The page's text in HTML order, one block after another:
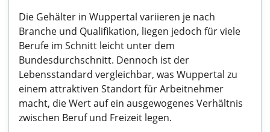
Die Gehälter in Wuppertal variieren je nach
Branche und Qualifikation, liegen jedoch für viele
Berufe im Schnitt leicht unter dem
Bundesdurchschnitt. Dennoch ist der
Lebensstandard vergleichbar, was Wuppertal zu
einem attraktiven Standort für Arbeitnehmer
macht, die Wert auf ein ausgewogenes Verhältnis
zwischen Beruf und Freizeit legen.